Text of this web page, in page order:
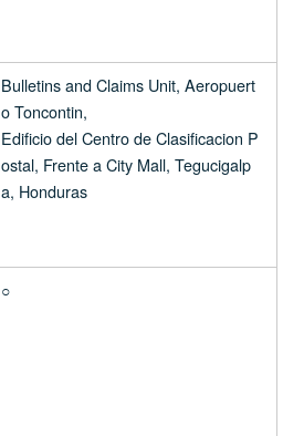
Bulletins and Claims Unit, Aeropuert
o Toncontin,
Edificio del Centro de Clasificacion P
ostal, Frente a City Mall, Tegucigalp
a, Honduras
○